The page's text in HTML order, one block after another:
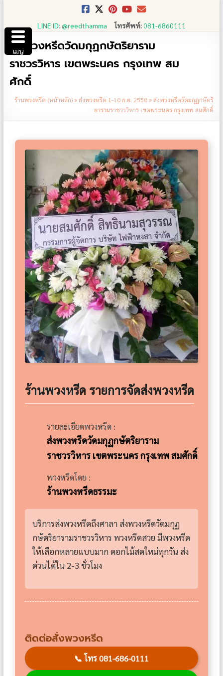
content
LINE ID: @reedthamma โทรศัพท์:081-6860111
ส่งพวงหรีดวัดมกุฏกษัตริยาราม
ราชวรวิหาร เขตพระนคร กรุงเทพ สม
ศักดิ์
ร้านพวงหรีด (หน้าหลัก)»ส่งพวงหรีด 1-10 ก.ย. 2558»ส่งพวงหรีดวัดมกุฏกษัตริ
ยารามราชวรวิหาร เขตพระนคร กรุงเทพ สมศักดิ์
ร้านพวงหรีด รายการจัดส่งพวงหรีด
รายละเอียดพวงหรีด :
ส่งพวงหรีดวัดมกุฏกษัตริยาราม
ราชวรวิหาร เขตพระนคร กรุงเทพ สมศักดิ์
พวงหรีดโดย :
ร้านพวงหรีดธรรมะ
บริการส่งพวงหรีดถึงศาลา ส่งพวงหรีดวัดมกุฏ
กษัตริยารามราชวรวิหาร พวงหรีดสวย มีพวงหรีด
ให้เลือกหลายแบบมาก ดอกไม้สดใหม่ทุกวัน ส่ง
ด่วนได้ใน 2-3 ชั่วโมง
ติดต่อสั่งพวงหรีด
📞 โทร 081-686-0111
เมนู